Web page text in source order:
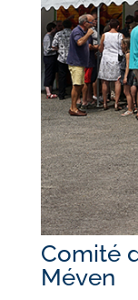
Comité
Méven